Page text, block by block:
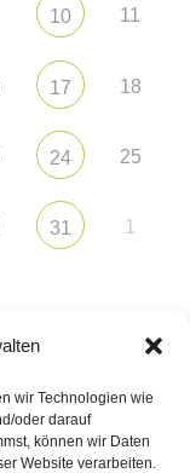
wir Technologien wie
oder darauf
können wir Daten
Website verarbeiten.
10 11
17 18
24 25
31 1